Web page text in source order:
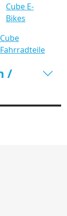
Cube E-
Bikes
Cube
Fahrradteile
/